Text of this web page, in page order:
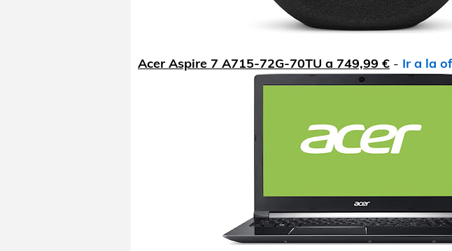
Acer Aspire 7 A715-72G-70TU a 749,99 € - Ir a la